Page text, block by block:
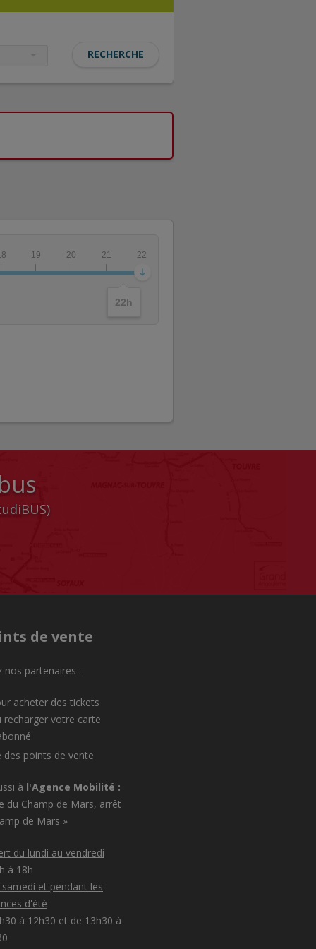
22h
19 20 21 22
de vente
nos partenaires :
acheter des tickets
recharger votre carte
des points de vente
à l'Agence Mobilité :
du Champ de Mars, arrêt
de Mars »
du lundi au vendredi
à 18h
samedi et pendant les
d'été
à 12h30 et de 13h30 à